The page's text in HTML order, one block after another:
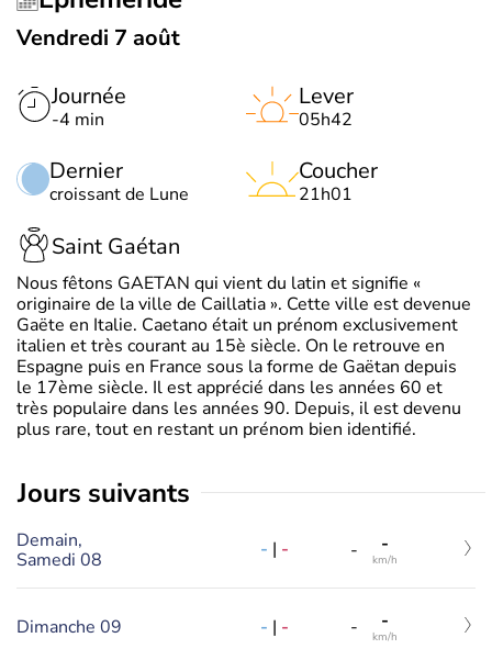
Vendredi 7 août
Journée
-4 min
Dernier
croissant de Lune
Lever
05h42
Coucher
21h01
Saint Gaétan
Nous fêtons GAETAN qui vient du latin et signifie «
originaire de la ville de Caillatia ». Cette ville est devenue
Gaëte en Italie. Caetano était un prénom exclusivement
italien et très courant au 15è siècle. On le retrouve en
Espagne puis en France sous la forme de Gaëtan depuis
le 17ème siècle. Il est apprécié dans les années 60 et
très populaire dans les années 90. Depuis, il est devenu
plus rare, tout en restant un prénom bien identifié.
jours suivants
Demain,
Samedi 08
- | - - -
km/h
Dimanche 09 - | - - -
km/h